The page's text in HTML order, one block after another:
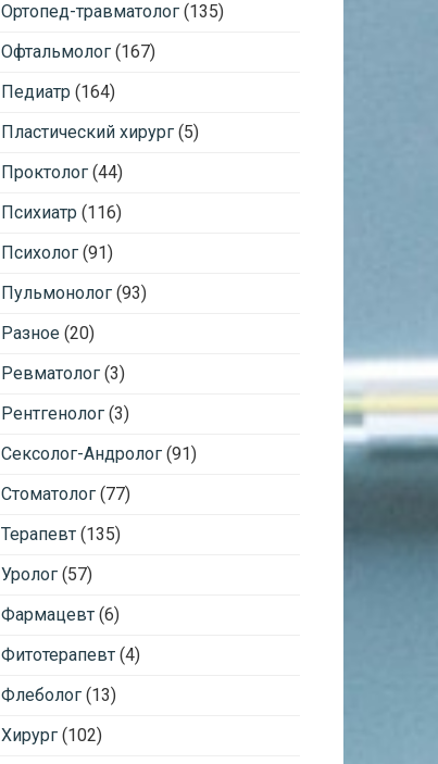
Ортопед-травматолог (135)
Офтальмолог (167)
Педиатр (164)
Пластический хирург (5)
Проктолог (44)
Психиатр (116)
Психолог (91)
Пульмонолог (93)
Разное (20)
Ревматолог (3)
Рентгенолог (3)
Сексолог-Андролог (91)
Стоматолог (77)
Терапевт (135)
Уролог (57)
Фармацевт (6)
Фитотерапевт (4)
Флеболог (13)
Хирург (102)